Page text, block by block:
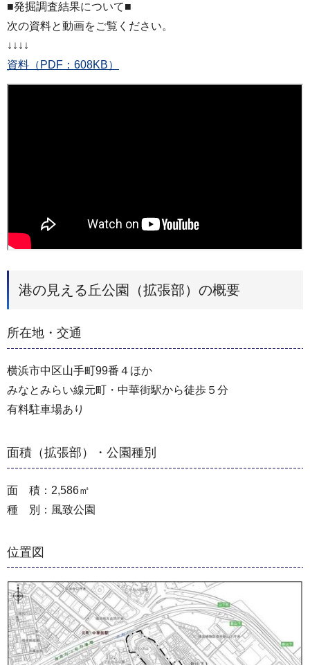
■発掘調査結果について■
次の資料と動画をご覧ください。
↓↓↓↓
資料（PDF：608KB）
港の見える丘公園（拡張部）の概要
所在地・交通
横浜市中区山手町99番４ほか
みなとみらい線元町・中華街駅から徒歩５分
有料駐車場あり
面積（拡張部）・公園種別
面 積：2,586㎡
種 別：風致公園
位置図